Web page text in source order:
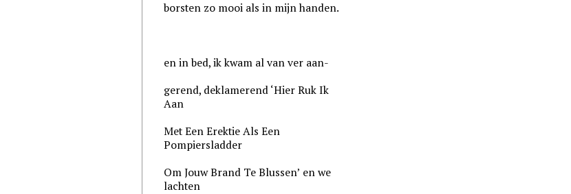
borsten zo mooi als in mijn handen.
en in bed, ik kwam al van ver aan-
gerend, deklamerend ‘Hier Ruk Ik
Aan
Met Een Erektie Als Een
Pompiersladder
Om Jouw Brand Te Blussen’ en we
lachten